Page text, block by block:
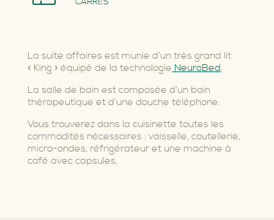
La suite affaires est munie d’un très grand lit
« King » équipé de la technologie NeuroBed.
La salle de bain est composée d’un bain
thérapeutique et d’une douche téléphone.
Vous trouverez dans la cuisinette toutes les
commodités nécessaires : vaisselle, coutellerie,
micro-ondes, réfrigérateur et une machine à
café avec capsules.